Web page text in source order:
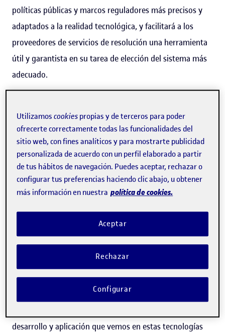
políticas públicas y marcos reguladores más precisos y
adaptados a la realidad tecnológica, y facilitará a los
proveedores de servicios de resolución una herramienta
útil y garantista en su tarea de elección del sistema más
adecuado.
Law & Security Review, ha sido impulsado por dos
profesoras de losEstudios de Derecho y Ciencia Política
la catedrática
Aura Esther Vilalta
, investigadora del
grupo Derecho, Internet y Transformación Digital (DIDT
yMarian Gili Saldaña, investigadora del grupo Fiscalidad,
empresa y relaciones laborales (TAXBUSINESS). "Con la
aprobación delReglamento europeo de inteligencia
, nos dimos cuenta de que el impacto
de la IA en los métodos de resolución de conflictos
alternativos a los tribunales de justicia no quedaba claro.
Había que evaluar si la nueva normativa protege
realmente a los ciudadanos cuando una IA interviene en
desarrollo y aplicación que vemos en estas tecnologías
Utilizamoscookies propias y de terceros para poder
ofrecerte correctamente todas las funcionalidades del
sitio web, con fines analíticos y para mostrarte publicidad
personalizada de acuerdo con un perfil elaborado a partir
de tus hábitos de navegación. Puedes aceptar, rechazar o
configurar tus preferencias haciendo clic abajo, u obtener
más información en nuestra política de cookies.
Rechazar
Aceptar
Configurar